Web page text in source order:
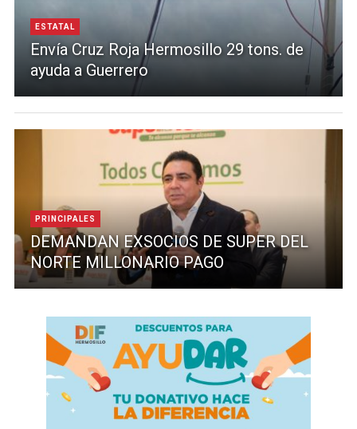
ESTATAL
Envía Cruz Roja Hermosillo 29 tons. de
ayuda a Guerrero
PRINCIPALES
DEMANDAN EXSOCIOS DE SUPER DEL
NORTE MILLONARIO PAGO